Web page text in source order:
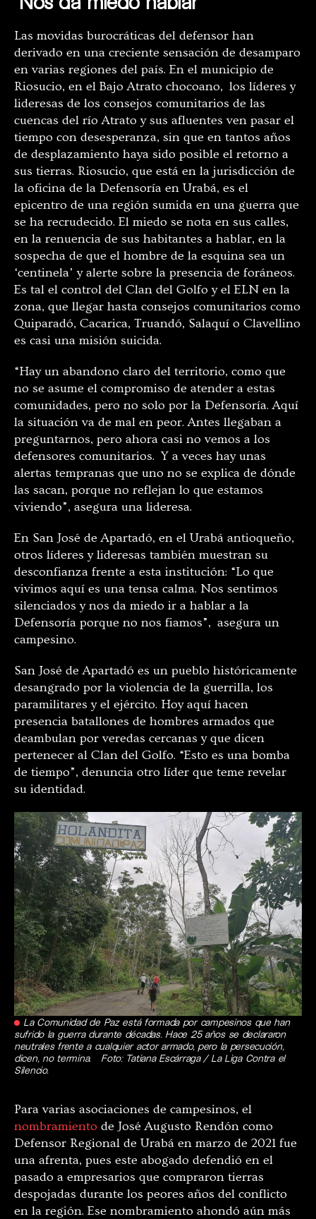
Las movidas burocráticas del defensor han
derivado en una creciente sensación de desamparo
en varias regiones del país. En el municipio de
Riosucio, en el Bajo Atrato chocoano, los líderes y
lideresas de los consejos comunitarios de las
cuencas del río Atrato y sus afluentes ven pasar el
tiempo con desesperanza, sin que en tantos años
de desplazamiento haya sido posible el retorno a
sus tierras. Riosucio, que está en la jurisdicción de
la oficina de la Defensoría en Urabá, es el
epicentro de una región sumida en una guerra que
se ha recrudecido. El miedo se nota en sus calles,
en la renuencia de sus habitantes a hablar, en la
sospecha de que el hombre de la esquina sea un
‘centinela’ y alerte sobre la presencia de foráneos.
Es tal el control del Clan del Golfo y el ELN en la
zona, que llegar hasta consejos comunitarios como
Quiparadó, Cacarica, Truandó, Salaquí o Clavellino
es casi una misión suicida.
“Hay un abandono claro del territorio, como que
no se asume el compromiso de atender a estas
comunidades, pero no solo por la Defensoría. Aquí
la situación va de mal en peor. Antes llegaban a
preguntarnos, pero ahora casi no vemos a los
defensores comunitarios. Y a veces hay unas
alertas tempranas que uno no se explica de dónde
las sacan, porque no reflejan lo que estamos
viviendo”, asegura una lideresa.
En San José de Apartadó, en el Urabá antioqueño,
otros líderes y lideresas también muestran su
desconfianza frente a esta institución: “Lo que
vivimos aquí es una tensa calma. Nos sentimos
silenciados y nos da miedo ir a hablar a la
Defensoría porque no nos fiamos”, asegura un
campesino.
San José de Apartadó es un pueblo históricamente
desangrado por la violencia de la guerrilla, los
paramilitares y el ejército. Hoy aquí hacen
presencia batallones de hombres armados que
deambulan por veredas cercanas y que dicen
pertenecer al Clan del Golfo. “Esto es una bomba
de tiempo”, denuncia otro líder que teme revelar
su identidad.
La Comunidad de Paz está formada por campesinos que han
sufrido la guerra durante décadas. Hace 25 años se declararon
neutrales frente a cualquier actor armado, pero la persecución,
dicen, no termina. Foto: Tatiana Escárraga / La Liga Contra el
Silencio.
Para varias asociaciones de campesinos, el
nombramiento de José Augusto Rendón como
Defensor Regional de Urabá en marzo de 2021 fue
una afrenta, pues este abogado defendió en el
pasado a empresarios que compraron tierras
despojadas durante los peores años del conflicto
en la región. Ese nombramiento ahondó aún más